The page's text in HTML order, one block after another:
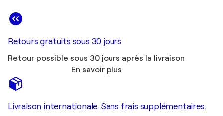
Retours gratuits sous 30 jours
Retour possible sous 30 jours après la livraison
En savoir plus
Livraison internationale. Sans frais supplémentaires.